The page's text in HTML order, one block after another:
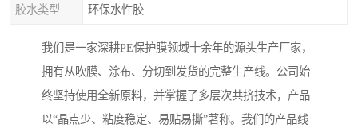
胶水类型 环保水性胶
我们是一家深耕PE保护膜领域十余年的源头生产厂家，
拥有从吹膜、涂布、分切到发货的完整生产线。公司始
终坚持使用全新原料，并掌握了多层次共挤技术，产品
以“晶点少、粘度稳定、易贴易撕”著称。我们的产品线